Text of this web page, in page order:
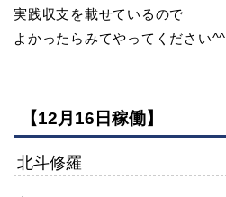
実践収支を載せているので
よかったらみてやってください^^
【12月16日稼働】
北斗修羅